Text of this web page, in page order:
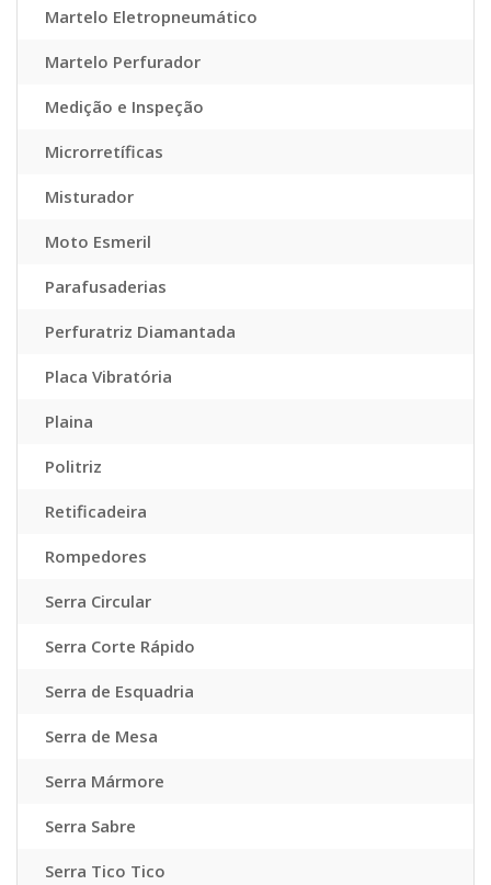
Martelo Eletropneumático
Martelo Perfurador
Medição e Inspeção
Microrretíficas
Misturador
Moto Esmeril
Parafusaderias
Perfuratriz Diamantada
Placa Vibratória
Plaina
Politriz
Retificadeira
Rompedores
Serra Circular
Serra Corte Rápido
Serra de Esquadria
Serra de Mesa
Serra Mármore
Serra Sabre
Serra Tico Tico